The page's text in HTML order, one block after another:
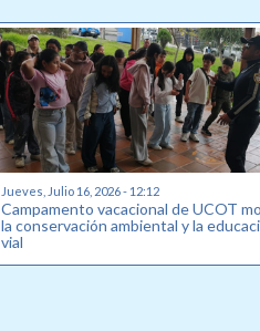
Jueves, Julio 16, 2026 - 12:12
Campamento vacacional de UCOT
la conservación ambiental y la
vial